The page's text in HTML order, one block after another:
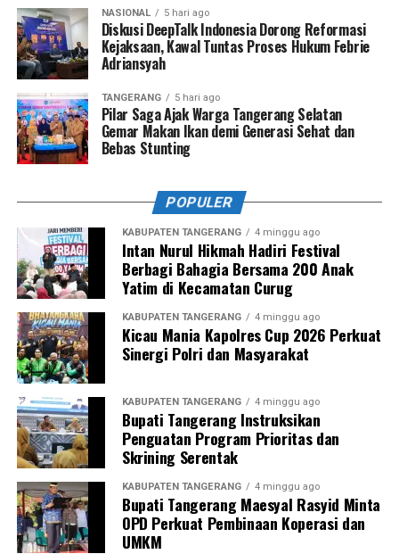
NASIONAL 5 hari ago
Diskusi DeepTalk Indonesia Dorong Reformasi
Kejaksaan, Kawal Tuntas Proses Hukum Febrie
Adriansyah
TANGERANG 5 hari ago
Pilar Saga Ajak Warga Tangerang Selatan
Gemar Makan Ikan demi Generasi Sehat dan
Bebas Stunting
POPULER
KABUPATEN TANGERANG 4 minggu ago
Intan Nurul Hikmah Hadiri Festival
Berbagi Bahagia Bersama 200 Anak
Yatim di Kecamatan Curug
KABUPATEN TANGERANG 4 minggu ago
Kicau Mania Kapolres Cup 2026 Perkuat
Sinergi Polri dan Masyarakat
KABUPATEN TANGERANG 4 minggu ago
Bupati Tangerang Instruksikan
Penguatan Program Prioritas dan
Skrining Serentak
KABUPATEN TANGERANG 4 minggu ago
Bupati Tangerang Maesyal Rasyid Minta
OPD Perkuat Pembinaan Koperasi dan
UMKM